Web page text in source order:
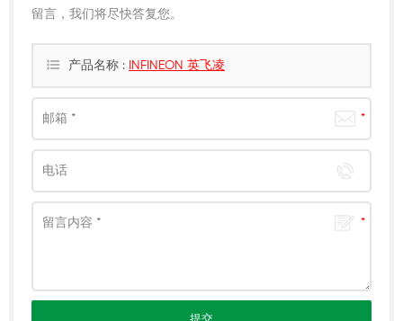
留言，我们将尽快答复您。
产品名称 : INFINEON 英飞凌